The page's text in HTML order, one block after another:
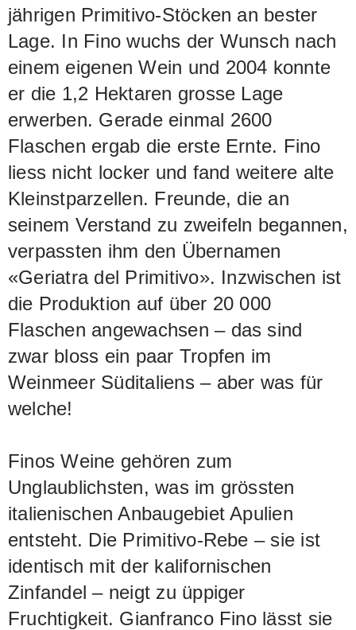
jährigen Primitivo-Stöcken an bester
Lage. In Fino wuchs der Wunsch nach
einem eigenen Wein und 2004 konnte
er die 1,2 Hektaren grosse Lage
erwerben. Gerade einmal 2600
Flaschen ergab die erste Ernte. Fino
liess nicht locker und fand weitere alte
Kleinstparzellen. Freunde, die an
seinem Verstand zu zweifeln begannen,
verpassten ihm den Übernamen
«Geriatra del Primitivo». Inzwischen ist
die Produktion auf über 20 000
Flaschen angewachsen – das sind
zwar bloss ein paar Tropfen im
Weinmeer Süditaliens – aber was für
welche!
Finos Weine gehören zum
Unglaublichsten, was im grössten
italienischen Anbaugebiet Apulien
entsteht. Die Primitivo-Rebe – sie ist
identisch mit der kalifornischen
Zinfandel – neigt zu üppiger
Fruchtigkeit. Gianfranco Fino lässt sie